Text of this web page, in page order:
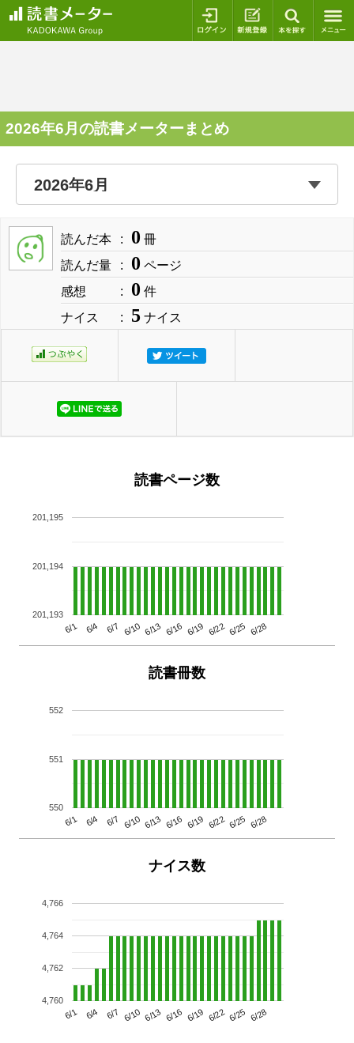
ログイン 新規登録
2026年6月の読書メーターまとめ
読んだ本 0 冊
読んだ量
0 ページ
感想
0 件
ナイス
5 ナイス
読書ページ数
6/1 6/4 6/7 6/10 6/13 6/16 6/19 6/22 6/25 6/28
201,193
201,194
201,195
読書冊数
6/1 6/4 6/7 6/10 6/13 6/16 6/19 6/22 6/25 6/28
550
551
552
ナイス数
6/1 6/4 6/7 6/10 6/13 6/16 6/19 6/22 6/25 6/28
4,760
4,762
4,764
4,766